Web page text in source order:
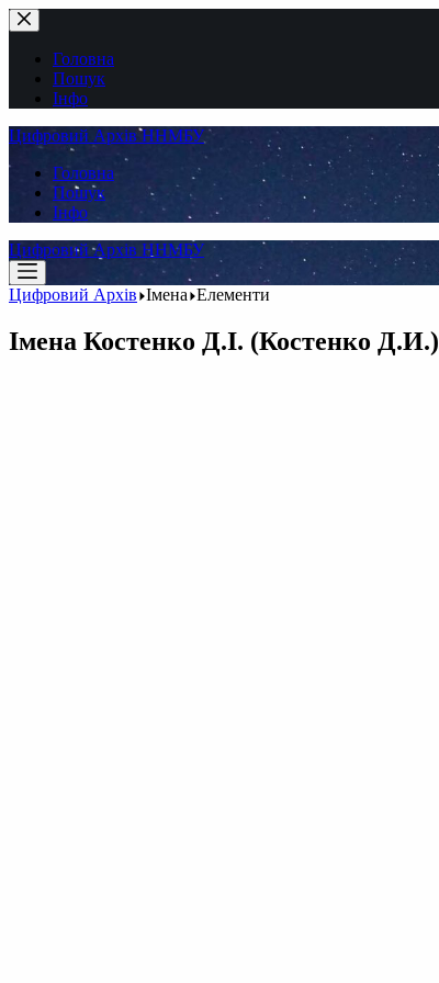
Перейти
до
вмістуГоловна
Пошук
Інфо
Цифровий Архів ННМБУ
Головна
Пошук
Інфо
Цифровий Архів ННМБУ
Цифровий Архів Імена Елементи
Імена Костенко Д.І. (Костенко Д.И.)